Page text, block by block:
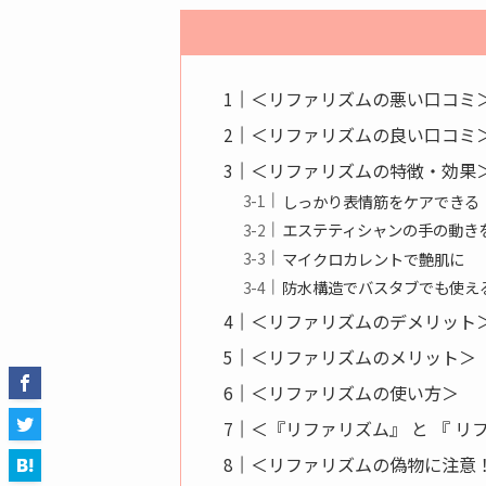
＜リファリズムの悪い口コミ
＜リファリズムの良い口コミ
＜リファリズムの特徴・効果
しっかり表情筋をケアできる
エステティシャンの手の動き
マイクロカレントで艶肌に
防水構造でバスタブでも使え
＜リファリズムのデメリット
＜リファリズムのメリット＞
＜リファリズムの使い方＞
＜『リファリズム』 と 『 リ
＜リファリズムの偽物に注意